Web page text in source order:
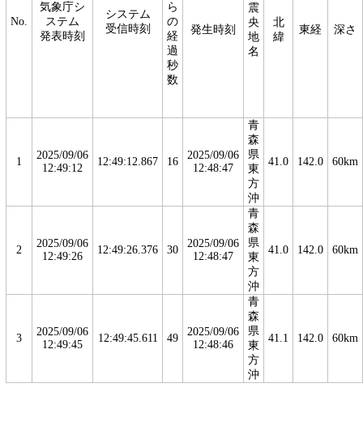
No.
気象庁シ
ステム
発表時刻
システム
受信時刻
ら
の
経
過
秒
数
発生時刻
震
央
地
名
北
緯
東経 深さ
1
2025/09/06
12:49:12
12:49:12.867 16
2025/09/06
12:48:47
青
森
県
東
方
沖
41.0 142.0 60km
2
2025/09/06
12:49:26
12:49:26.376 30
2025/09/06
12:48:47
青
森
県
東
方
沖
41.0 142.0 60km
3
2025/09/06
12:49:45
12:49:45.611 49
2025/09/06
12:48:46
青
森
県
東
方
沖
41.1 142.0 60km